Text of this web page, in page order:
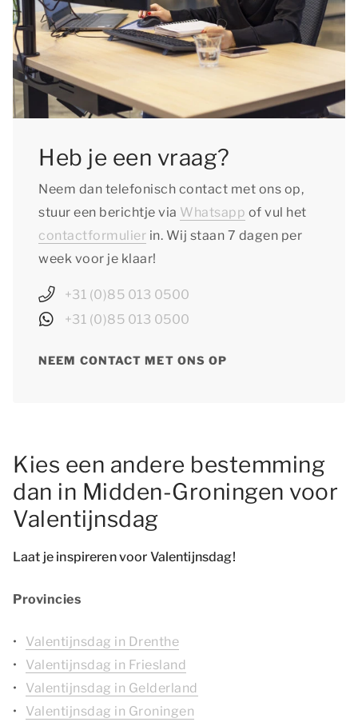
Heb je een vraag?
Neem dan telefonisch contact met ons op,
stuur een berichtje via Whatsapp of vul het
contactformulier in. Wij staan 7 dagen per
week voor je klaar!
+31 (0)85 013 0500
+31 (0)85 013 0500
NEEM CONTACT MET ONS OP
Kies een andere bestemming
dan in Midden-Groningen voor
Valentijnsdag
Laat je inspireren voor Valentijnsdag!
Provincies
Valentijnsdag in Drenthe
Valentijnsdag in Friesland
Valentijnsdag in Gelderland
Valentijnsdag in Groningen